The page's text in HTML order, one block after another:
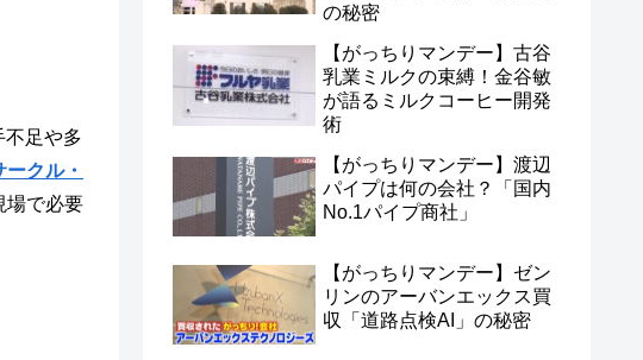
不足や多
ークル・
場で必要
の秘密
【がっちりマンデー】古谷
乳業ミルクの束縛！金谷敏
が語るミルクコーヒー開発
術
【がっちりマンデー】渡辺
パイプは何の会社？「国内
No.1パイプ商社」
【がっちりマンデー】ゼン
リンのアーバンエックス買
収「道路点検AI」の秘密